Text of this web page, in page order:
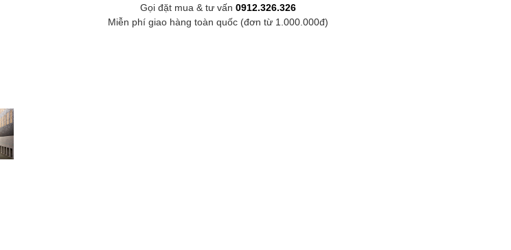
Gọi đặt mua & tư vấn0912.326.326
Miễn phí giao hàng toàn quốc (đơn từ 1.000.000đ)